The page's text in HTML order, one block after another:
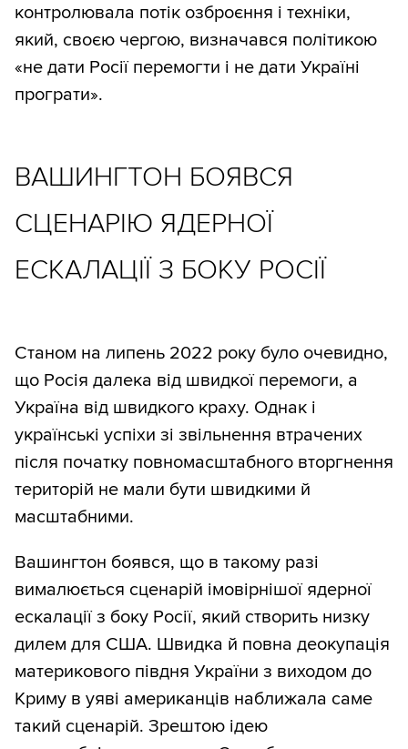
контролювала потік озброєння і техніки,
який, своєю чергою, визначався політикою
«не дати Росії перемогти і не дати Україні
програти».
ВАШИНГТОН БОЯВСЯ
СЦЕНАРІЮ ЯДЕРНОЇ
ЕСКАЛАЦІЇ З БОКУ РОСІЇ
Станом на липень 2022 року було очевидно,
що Росія далека від швидкої перемоги, а
Україна від швидкого краху. Однак і
українські успіхи зі звільнення втрачених
після початку повномасштабного вторгнення
територій не мали бути швидкими й
масштабними.
Вашингтон боявся, що в такому разі
вималюється сценарій імовірнішої ядерної
ескалації з боку Росії, який створить низку
дилем для США. Швидка й повна деокупація
материкового півдня України з виходом до
Криму в уяві американців наближала саме
такий сценарій. Зрештою ідею